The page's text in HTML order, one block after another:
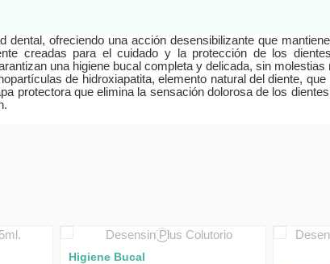
dental, ofreciendo una acción desensibilizante que
creadas para el cuidado y la protección de los
una higiene bucal completa y delicada, sin molestias
de hidroxiapatita, elemento natural del diente,
protectora que elimina la sensación dolorosa de los
Higiene Bucal